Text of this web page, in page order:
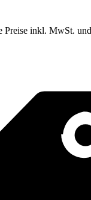
inkl. MwSt.